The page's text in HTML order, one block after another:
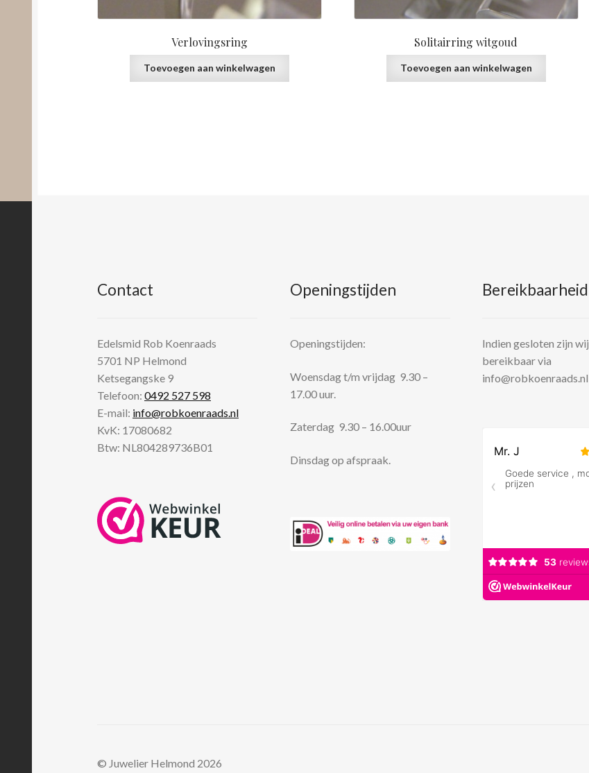
Verlovingsring
Toevoegen aan winkelwagen
Solitairring witgoud
Toevoegen aan winkelwagen
Contact
Edelsmid Rob Koenraads
5701 NP Helmond
Ketsegangske 9
Telefoon:0492 527 598
E-mail: info@robkoenraads.nl
KvK: 17080682
Btw: NL804289736B01
Openingstijden
Openingstijden:
Woensdag t/m vrijdag 9.30 –
17.00 uur.
Zaterdag 9.30 – 16.00uur
Dinsdag op afspraak.
Bereikbaarheid
Indien gesloten zijn wij
bereikbaar via
info@robkoenraads.nl
© Juwelier Helmond 2026